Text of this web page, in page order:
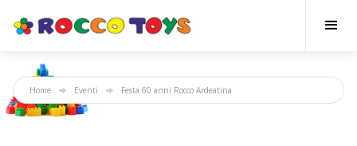
Home Eventi Festa 60 anni Rocco Ardeatina